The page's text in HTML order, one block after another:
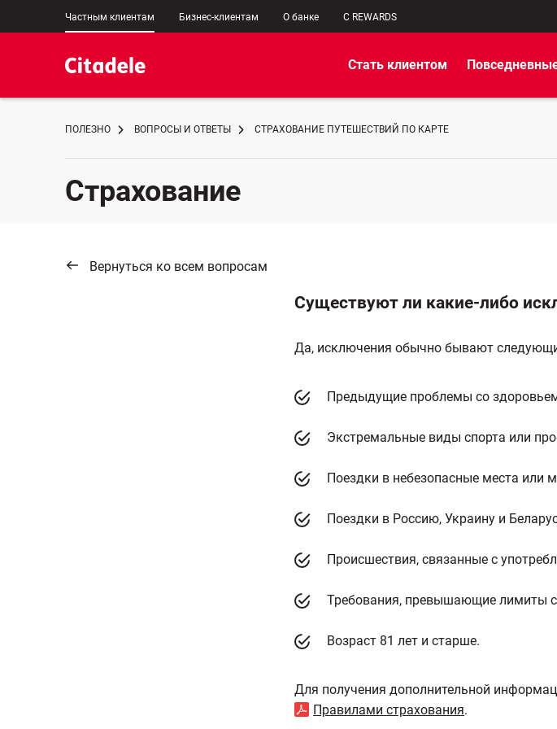
Частным клиентам Бизнес-клиентам О банке C REWARDS
Стать клиентом
ПОЛЕЗНО ВОПРОСЫ И ОТВЕТЫ СТРАХОВАНИЕ ПУТЕШЕСТВИЙ ПО КАРТЕ
Страхование
Вернуться ко всем вопросам
Существуют ли какие-либо
Да, исключения обычно бывают
Предыдущие проблемы со
Экстремальные виды спорта или
Поездки в небезопасные места или
Поездки в Россию, Украину и
Происшествия, связанные с
Требования, превышающие лимиты
Возраст 81 лет и старше.
Для получения дополнительной
Правилами страхования.